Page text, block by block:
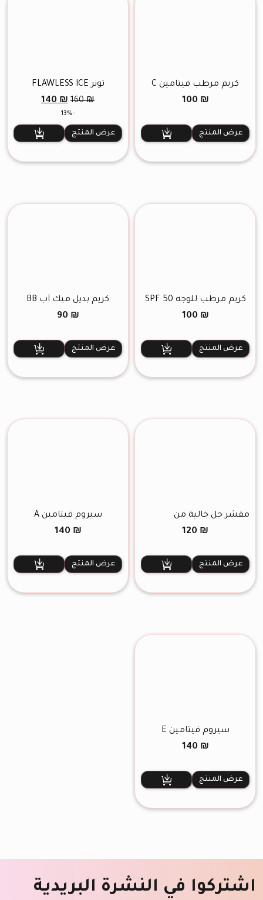
كريم مرطب فيتامين C
100 ₪
عرض المنتج
تونر FLAWLESS ICE
160₪
السعر
الأصلي
160 ₪.
140₪
السعر
140 ₪.
-13%
عرض المنتج
كريم مرطب للوجه SPF 50
100 ₪
عرض المنتج
كريم بديل ميك أب BB
90 ₪
عرض المنتج
مقشر جل خالية من
120 ₪
عرض المنتج
سيروم فيتامين A
140 ₪
عرض المنتج
سيروم فيتامين E
140 ₪
عرض المنتج
اشتركوا في النشرة البريدية